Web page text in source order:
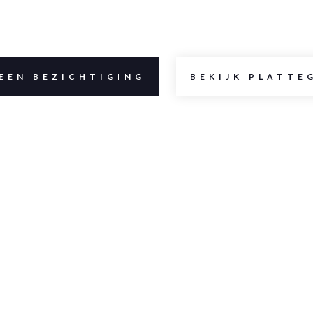
BEZICHTIGING BEKIJK